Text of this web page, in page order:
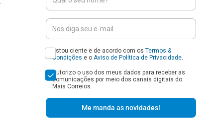
Estou ciente e de acordo com os Termos &
Condições e o Aviso de Política de Privacidade
Autorizo o uso dos meus dados para receber as
comunicações por meio dos canais digitais do
Mais Correios.
Me manda as novidades!